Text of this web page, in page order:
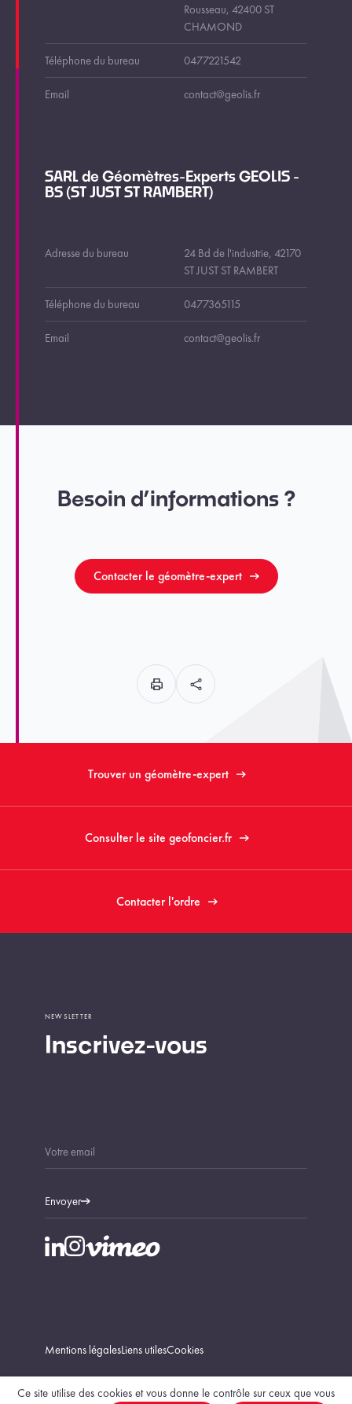
Rousseau, 42400 ST
CHAMOND
Téléphone du bureau 0477221542
Email contact@geolis.fr
SARL de Géomètres-Experts GEOLIS -
BS (ST JUST ST RAMBERT)
Adresse du bureau
24 Bd de l'industrie, 42170
ST JUST ST RAMBERT
Téléphone du bureau 0477365115
Email contact@geolis.fr
Besoin d’informations ?
Contacter le géomètre-expert
Trouver un géomètre-expert
Consulter le site geofoncier.fr
Contacter l'ordre
Inscrivez-vous
NEWSLETTER
Envoyer
Mentions légalesLiens utilesCookies
Ce site utilise des cookies et vous donne le contrôle sur ceux que vous